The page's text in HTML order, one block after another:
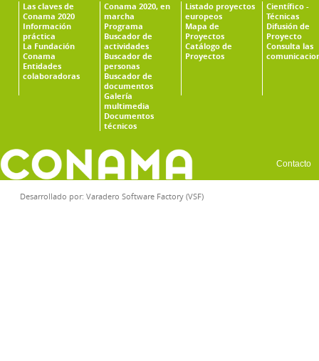
Las claves de
Conama 2020
Información
práctica
La Fundación
Conama
Entidades
colaboradoras
Conama 2020, en
marcha
Programa
Buscador de
actividades
Buscador de
personas
Buscador de
documentos
Galería
multimedia
Documentos
técnicos
Listado proyectos
europeos
Mapa de
Proyectos
Catálogo de
Proyectos
Científico -
Técnicas
Difusión de
Proyecto
Consulta las
Contacto
Desarrollado por: Varadero Software Factory (VSF)